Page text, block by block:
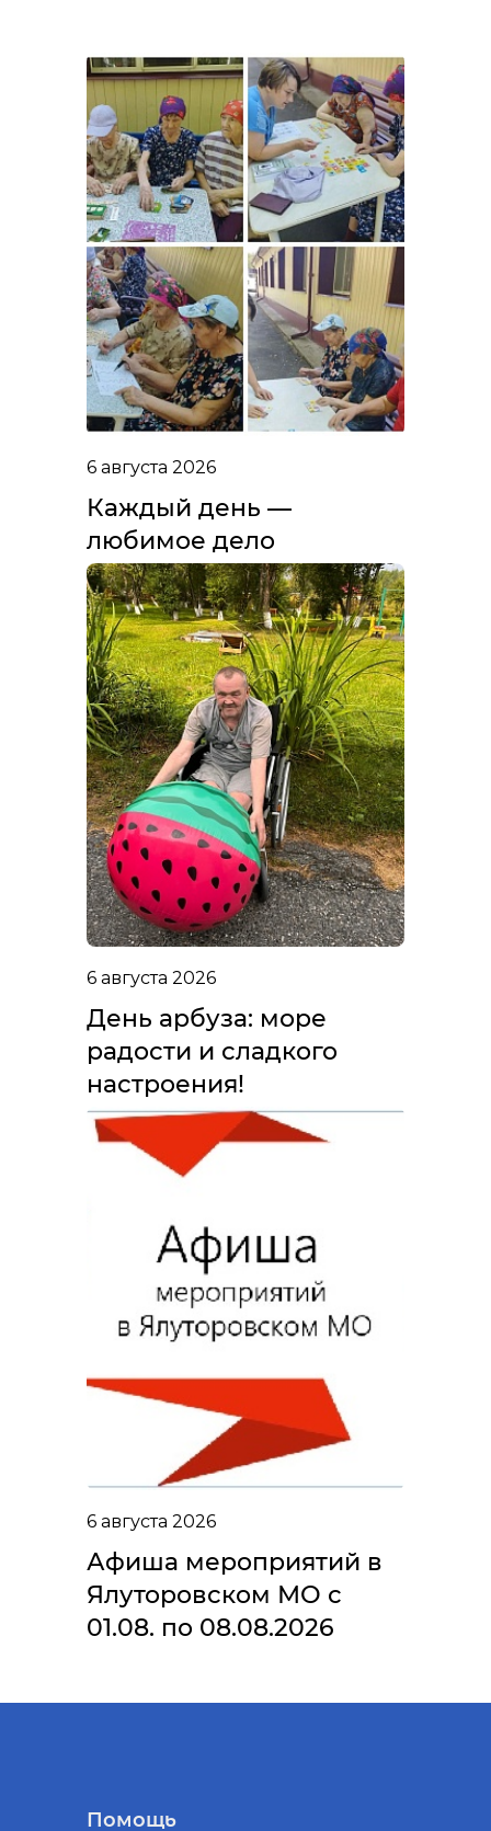
6 августа 2026
Каждый день —
любимое дело
6 августа 2026
День арбуза: море
радости и сладкого
настроения!
6 августа 2026
Афиша мероприятий в
Ялуторовском МО с
01.08. по 08.08.2026
Помощь